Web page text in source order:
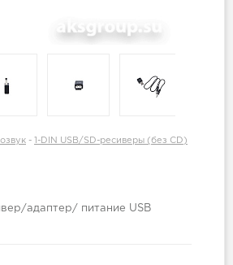
-
1-DIN USB/SD-ресиверы (без CD)
адаптер/ питание USB